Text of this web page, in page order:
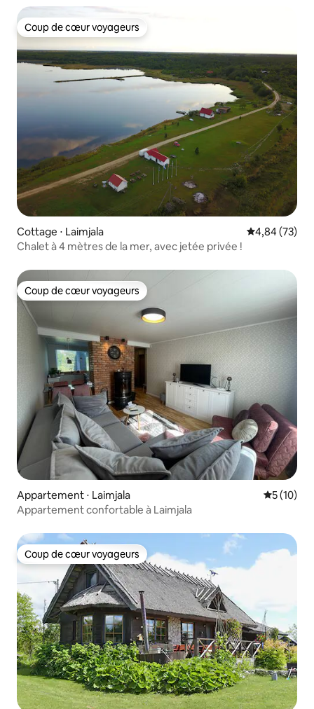
Coup de cœur voyageurs
Coup de cœur voyageurs
Cottage ⋅ Laimjala Évaluation
4,84 (73)
Chalet à 4 mètres de la mer, avec jetée privée !
Coup de cœur voyageurs
Coup de cœur voyageurs
Appartement ⋅ Laimjala
5 (10)
Appartement confortable à Laimjala
Coup de cœur voyageurs
Coup de cœur voyageurs